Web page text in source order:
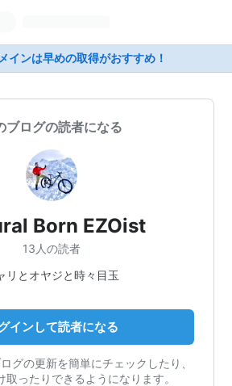
インは早めの取得がおすすめ！
ブログの読者になる
Born EZOist
13人の読者
リとオヤジと時々目玉
インして読者になる
グの更新を簡単にチェックしたり、
取ったりできるようになります。